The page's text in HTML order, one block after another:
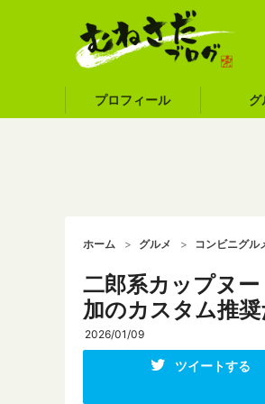
プロフィール グ
ホーム グルメ コンビニグル
二郎系カップヌ
加のカスタム推奨
2026/01/09
ツイートする